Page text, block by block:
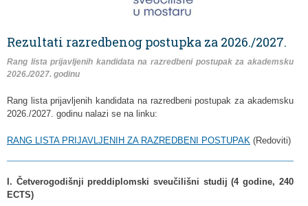
Rezultati razredbenog postupka za 2026./2027.
Rang lista prijavljenih kandidata na razredbeni postupak za akademsku
2026./2027. godinu
Rang lista prijavljenih kandidata na razredbeni postupak za akademsku
2026./2027. godinu nalazi se na linku:
RANG LISTA PRIJAVLJENIH ZA RAZREDBENI POSTUPAK (Redoviti)
I. Četverogodišnji preddiplomski sveučilišni studij (4 godine, 240
ECTS)